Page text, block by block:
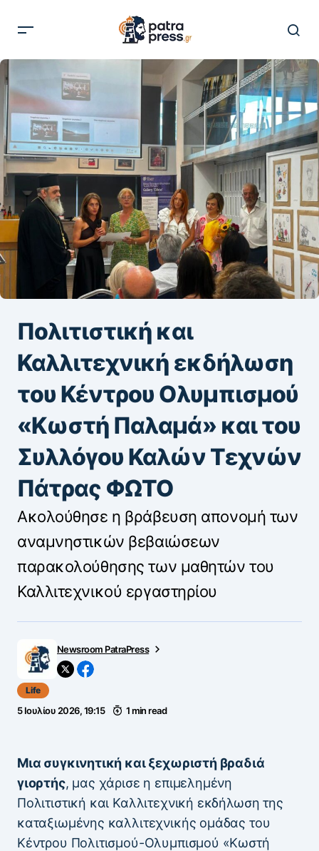
Πολιτιστική και
Καλλιτεχνική εκδήλωση
του Κέντρου Ολυμπισμού
«Κωστή Παλαμά» και του
Συλλόγου Καλών Τεχνών
Πάτρας ΦΩΤΟ
Ακολούθησε η βράβευση απονομή των
αναμνηστικών βεβαιώσεων
παρακολούθησης των μαθητών του
Καλλιτεχνικού εργαστηρίου
Newsroom PatraPress
Life
5 Ιουλίου 2026, 19:15 1 min read
Μια συγκινητική και ξεχωριστή βραδιά
γιορτής, μας χάρισε η επιμελημένη
Πολιτιστική και Καλλιτεχνική εκδήλωση της
καταξιωμένης καλλιτεχνικής ομάδας του
Κέντρου Πολιτισμού-Ολυμπισμού «Κωστή